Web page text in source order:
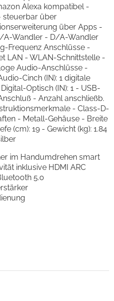
Alexa kompatibel -
steuerbar über
über Apps -
Wandler - D/A-Wandler
Frequenz Anschlüsse -
LAN - WLAN-Schnittstelle -
Audio-Anschlüsse -
Cinch (IN): 1 digitale
Optisch (IN): 1 - USB-
- Anzahl anschließb.
- Class-D-
- Metall-Gehäuse - Breite
(cm): 19 - Gewicht (kg): 1.84
im Handumdrehen smart
inklusive HDMI ARC
5.0